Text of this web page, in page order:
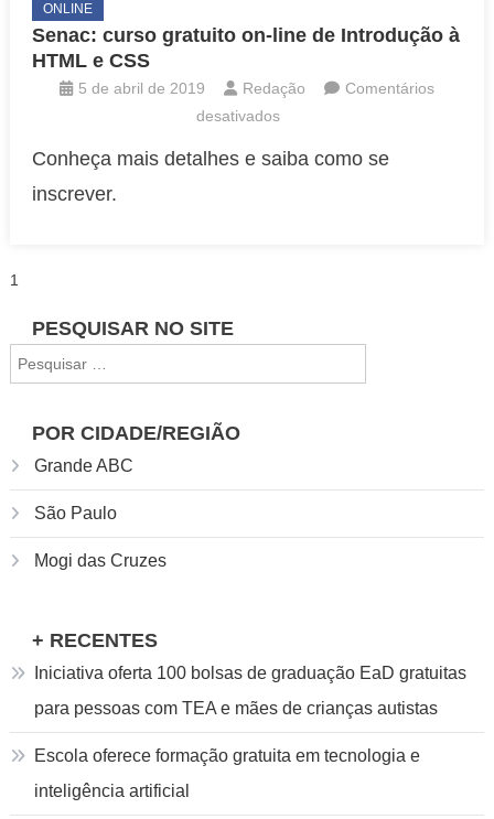
ONLINE
Senac: curso gratuito on-line de Introdução à
HTML e CSS
5 de abril de 2019 Redação
Comentários
desativadosem
curso
Conheça mais detalhes e saiba como se
inscrever.
Paginação
de
posts
1
PESQUISAR NO SITE
por:
POR CIDADE/REGIÃO
Grande ABC
São Paulo
Mogi das Cruzes
+ RECENTES
Iniciativa oferta 100 bolsas de graduação EaD gratuitas
para pessoas com TEA e mães de crianças autistas
Escola oferece formação gratuita em tecnologia e
inteligência artificial